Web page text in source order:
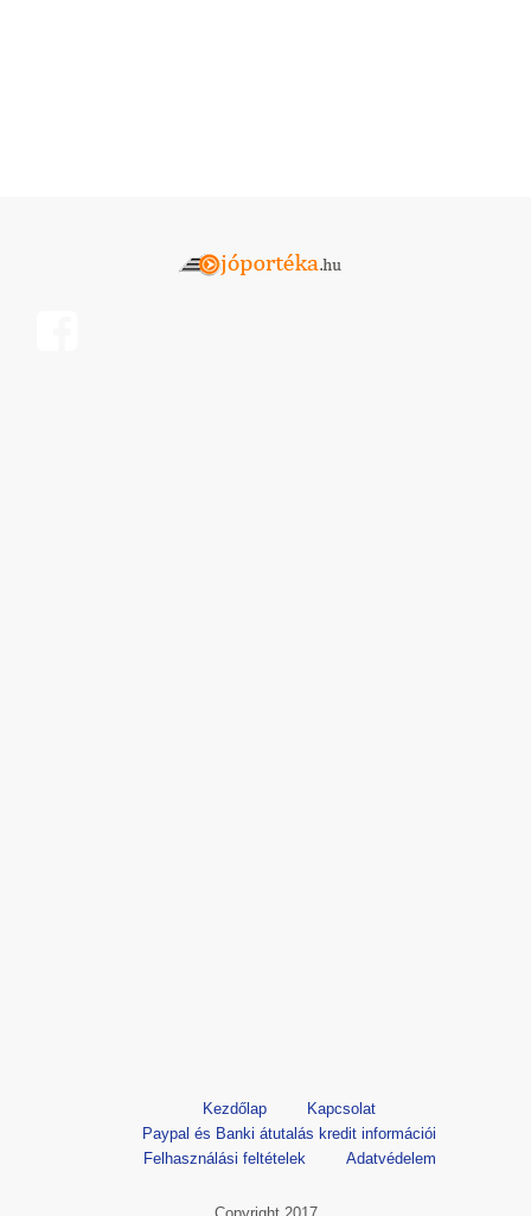
Kezdőlap
Kapcsolat
Paypal és Banki átutalás kredit információi
Felhasználási feltételek
Adatvédelem